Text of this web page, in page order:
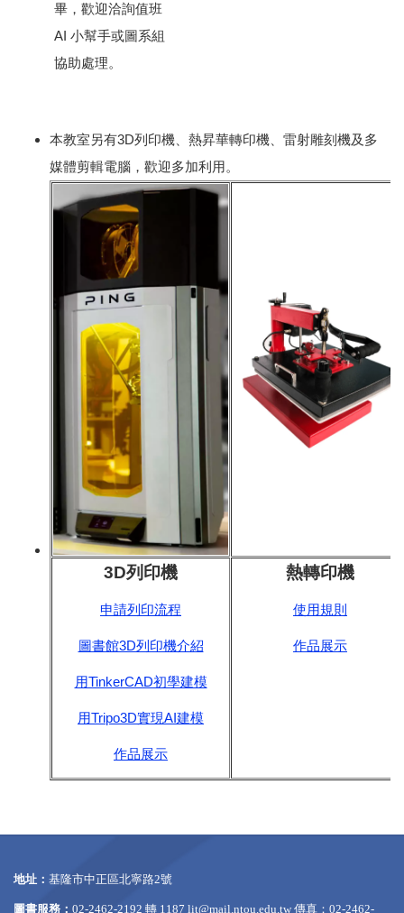
畢，歡迎洽詢值班
AI 小幫手或圖系組
協助處理。
本教室另有3D列印機、熱昇華轉印機、雷射雕刻機及多
媒體剪輯電腦，歡迎多加利用。
3D列印機
申請列印流程
圖書館3D列印機介紹
用TinkerCAD初學建模
用Tripo3D實現AI建模
作品展示
熱轉印機
使用規則
作品展示
地址： 基隆市中正區北寧路2號
圖書服務： 02-2462-2192 轉 1187 lit@mail.ntou.edu.tw 傳真：02-2462-